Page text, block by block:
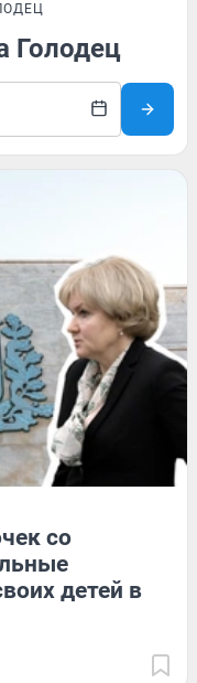
Голодец
со
детей в